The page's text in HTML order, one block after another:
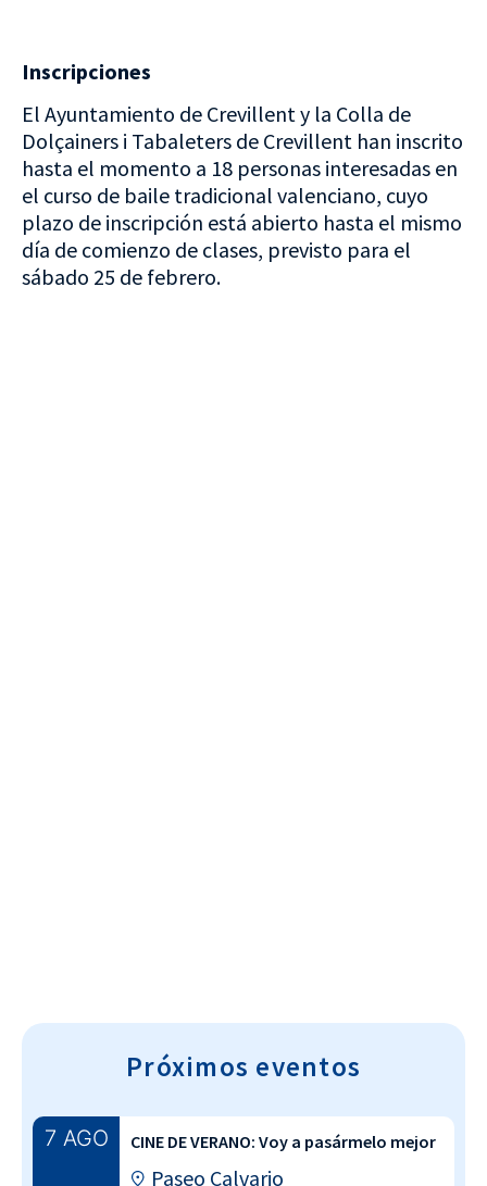
Inscripciones
El Ayuntamiento de Crevillent y la Colla de
Dolçainers i Tabaleters de Crevillent han inscrito
hasta el momento a 18 personas interesadas en
el curso de baile tradicional valenciano, cuyo
plazo de inscripción está abierto hasta el mismo
día de comienzo de clases, previsto para el
sábado 25 de febrero.
Próximos eventos
7 AGO CINE DE VERANO: Voy a pasármelo mejor
Paseo Calvario